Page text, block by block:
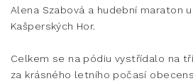
Alena Szabová a hudební maraton
Kašperských Hor.
Celkem se na pódiu vystřídalo na
za krásného letního počasí